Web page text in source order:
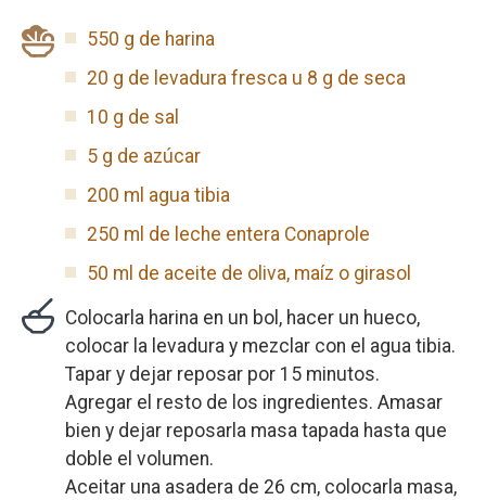
550 g de harina
20 g de levadura fresca u 8 g de seca
10 g de sal
5 g de azúcar
200 ml agua tibia
250 ml de leche entera Conaprole
50 ml de aceite de oliva, maíz o girasol
Colocarla harina en un bol, hacer un hueco,
colocar la levadura y mezclar con el agua tibia.
Tapar y dejar reposar por 15 minutos.
Agregar el resto de los ingredientes. Amasar
bien y dejar reposarla masa tapada hasta que
doble el volumen.
Aceitar una asadera de 26 cm, colocarla masa,